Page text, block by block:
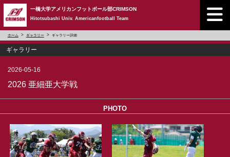
一橋大学アメリカンフットボール部CRIMSON
Hitotsubashi Univ. Americanfootball Team
ホーム ギャラリー ギャラリー詳細
ギャラリー
2026-05-16
2026 亜細亜大学戦
PHOTO